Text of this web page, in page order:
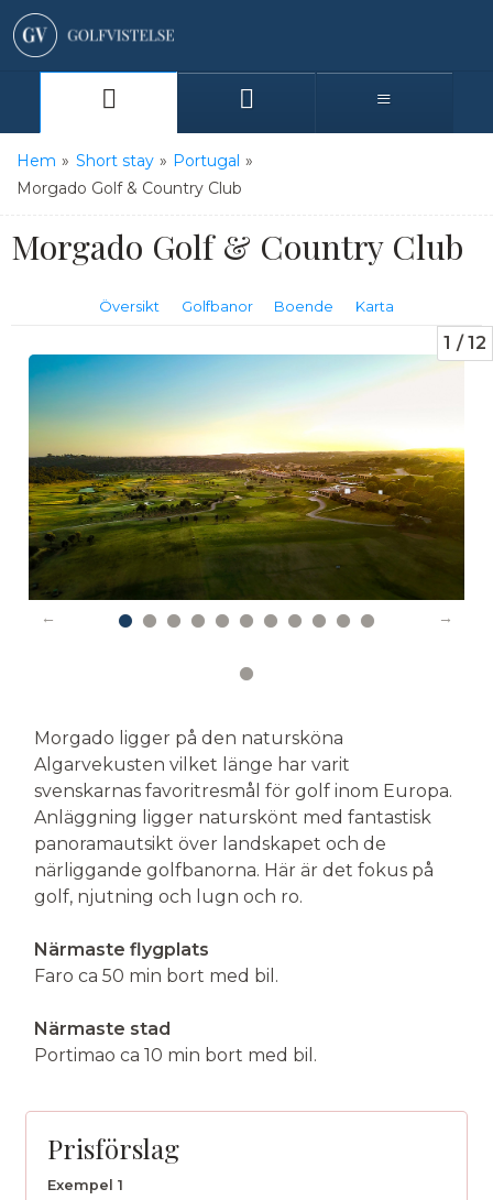
Hem » Short stay » Portugal »
Morgado Golf & Country Club
Morgado Golf & Country Club
Översikt Golfbanor Boende Karta
1 12
Morgado ligger på den natursköna
Algarvekusten vilket länge har varit
svenskarnas favoritresmål för golf inom Europa.
Anläggning ligger naturskönt med fantastisk
panoramautsikt över landskapet och de
närliggande golfbanorna. Här är det fokus på
golf, njutning och lugn och ro.
Närmaste flygplats
Faro ca 50 min bort med bil.
Närmaste stad
Portimao ca 10 min bort med bil.
Prisförslag
Exempel 1